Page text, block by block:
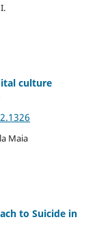
culture
Maia
to Suicide in